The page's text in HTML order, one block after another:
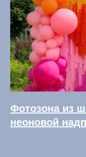
Фотозона из
неоновой